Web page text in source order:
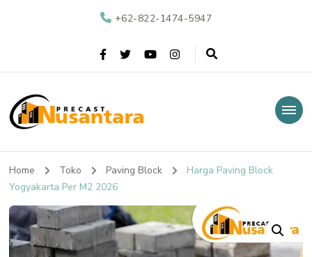
+62-822-1474-5947
Nusantara Precast
Home Toko Paving Block
Harga Paving Block
Yogyakarta Per M2 2026